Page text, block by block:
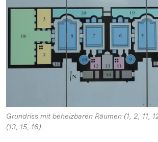
Grundriss mit beheizbaren Räumen (1, 2, 11,
(13, 15, 16).